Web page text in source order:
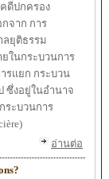
ดีปกครอง
กจาก การ
ลยุติธรรม
ยในกระบวนการ
รแยก กระบวน
ซึ่งอยู่ในอำนาจ
กระบวนการ
re)
อ่านต่อ